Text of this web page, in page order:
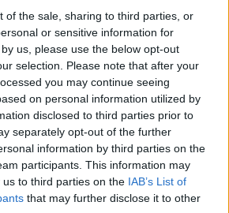
of the sale, sharing to third parties, or
or sensitive information for
us, please use the below opt-out
selection. Please note that after your
you may continue seeing
on personal information utilized by
disclosed to third parties prior to
separately opt-out of the further
information by third parties on the
participants. This information may
to third parties on the IAB’s List of
that may further disclose it to other
be a fesztiválsorozat
rendezvények keretében.
tágabb tematikán belül
témákról vár filmeket:
művészet világa a
underground zene
punkok);